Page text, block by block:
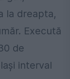
la dreapta,
Execută
de
interval